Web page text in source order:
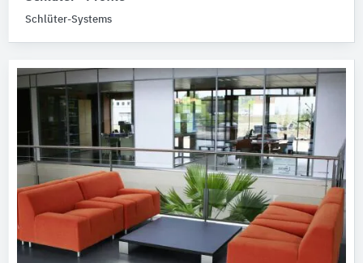
Schlüter-Systems